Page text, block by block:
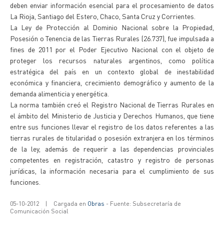
deben enviar información esencial para el procesamiento de datos
La Rioja, Santiago del Estero, Chaco, Santa Cruz y Corrientes.
La Ley de Protección al Dominio Nacional sobre la Propiedad,
Posesión o Tenencia de las Tierras Rurales (26.737), fue impulsada a
fines de 2011 por el Poder Ejecutivo Nacional con el objeto de
proteger los recursos naturales argentinos, como política
estratégica del país en un contexto global de inestabilidad
económica y financiera, crecimiento demográfico y aumento de la
demanda alimenticia y energética.
La norma también creó el Registro Nacional de Tierras Rurales en
el ámbito del Ministerio de Justicia y Derechos Humanos, que tiene
entre sus funciones llevar el registro de los datos referentes a las
tierras rurales de titularidad o posesión extranjera en los términos
de la ley, además de requerir a las dependencias provinciales
competentes en registración, catastro y registro de personas
jurídicas, la información necesaria para el cumplimiento de sus
funciones.
05-10-2012 | Cargada en Obras - Fuente: Subsecretaría de
Comunicación Social